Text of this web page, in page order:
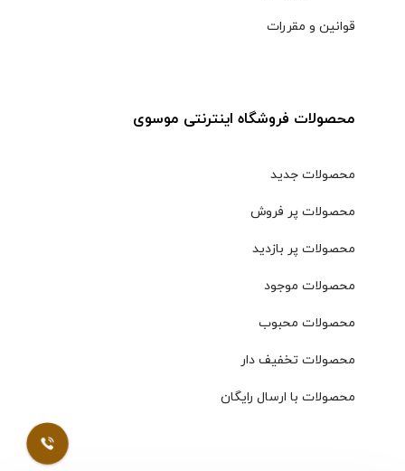
قوانین و مقررات
محصولات فروشگاه اینترنتی موسوی
محصولات جدید
محصولات پر فروش
محصولات پر بازدید
محصولات موجود
محصولات محبوب
محصولات تخفیف دار
محصولات با ارسال رایگان